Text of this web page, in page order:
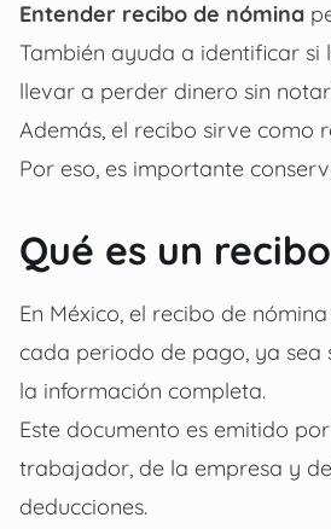
Entender recibo de nómina
También ayuda a identificar si
llevar a perder dinero sin
Además, el recibo sirve como
Por eso, es importante
Qué es un
En México, el recibo de
cada periodo de pago, ya sea
la información completa.
Este documento es emitido
trabajador, de la empresa y
deducciones.